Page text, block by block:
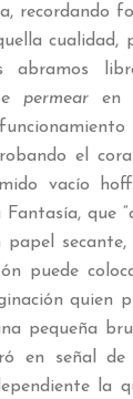
recordando
cualidad,
abramos
permear en
el
vacío
que
secante,
puede
quien
pequeña
en señal
la